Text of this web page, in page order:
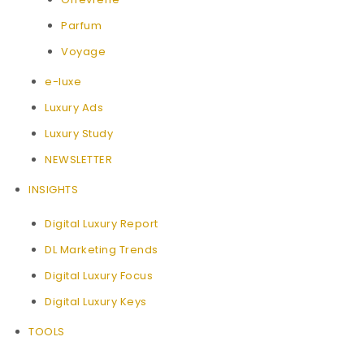
Parfum
Voyage
e-luxe
Luxury Ads
Luxury Study
NEWSLETTER
INSIGHTS
Digital Luxury Report
DL Marketing Trends
Digital Luxury Focus
Digital Luxury Keys
TOOLS